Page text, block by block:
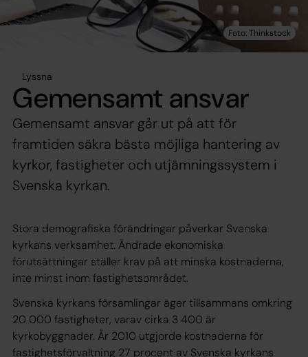
Lyssna
Gemensamt ansvar
Gemensamt ansvar går ut på att för
framtiden säkra bästa möjliga hantering av
kyrkor, fastigheter och utjämningssystem i
Svenska kyrkan.
Stora demografiska förändringar påverkar Svenska
kyrkans verksamhet. Ändrade ekonomiska
förutsättningar ställer krav på att minska kostnaderna,
inte minst inom fastighetsområdet.
Svenska kyrkans församlingar äger tillsammans omkring
20 000 fastigheter, varav cirka 3 400 är
kyrkobyggnader. År 2010 utgjorde kostnaderna för
fastighetsförvaltning 27 procent av Svenska kyrkans